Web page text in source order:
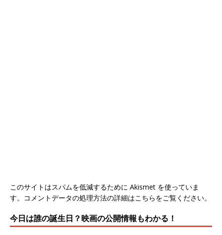
このサイトはスパムを低減するために Akismet を使っていま
す。
コメントデータの処理方法の詳細はこちらをご覧ください。
今日は誰の誕生日？映画の公開情報もわかる！